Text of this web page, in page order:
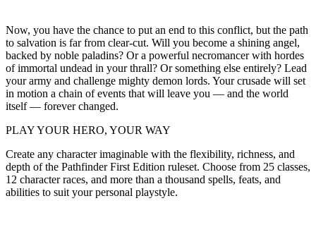
Now, you have the chance to put an end to this conflict, but the path
to salvation is far from clear-cut. Will you become a shining angel,
backed by noble paladins? Or a powerful necromancer with hordes
of immortal undead in your thrall? Or something else entirely? Lead
your army and challenge mighty demon lords. Your crusade will set
in motion a chain of events that will leave you — and the world
itself — forever changed.
PLAY YOUR HERO, YOUR WAY
Create any character imaginable with the flexibility, richness, and
depth of the Pathfinder First Edition ruleset. Choose from 25 classes,
12 character races, and more than a thousand spells, feats, and
abilities to suit your personal playstyle.